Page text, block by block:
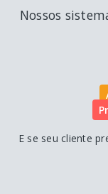
Nossos
E se seu cliente